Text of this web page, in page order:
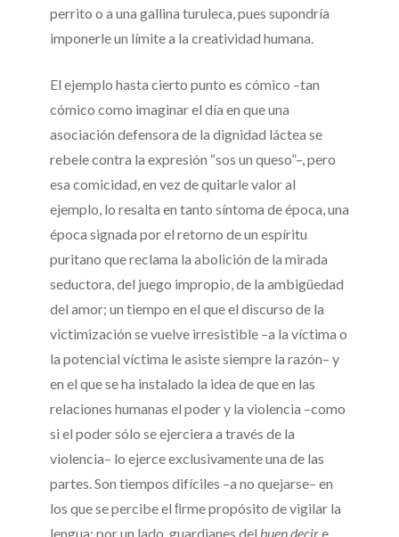
perrito o a una gallina turuleca, pues supondría
imponerle un límite a la creatividad humana.
El ejemplo hasta cierto punto es cómico –tan
cómico como imaginar el día en que una
asociación defensora de la dignidad láctea se
rebele contra la expresión “sos un queso”–, pero
esa comicidad, en vez de quitarle valor al
ejemplo, lo resalta en tanto síntoma de época, una
época signada por el retorno de un espíritu
puritano que reclama la abolición de la mirada
seductora, del juego impropio, de la ambigüedad
del amor; un tiempo en el que el discurso de la
victimización se vuelve irresistible –a la víctima o
la potencial víctima le asiste siempre la razón– y
en el que se ha instalado la idea de que en las
relaciones humanas el poder y la violencia –como
si el poder sólo se ejerciera a través de la
violencia– lo ejerce exclusivamente una de las
partes. Son tiempos difíciles –a no quejarse– en
los que se percibe el ﬁrme propósito de vigilar la
lengua: por un lado, guardianes del buen decire